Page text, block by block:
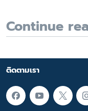
Continue
ติดตามเรา